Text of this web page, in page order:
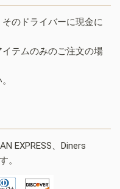
のドライバーに現金に
テムのみのご注文の場
EXPRESS、Diners
。